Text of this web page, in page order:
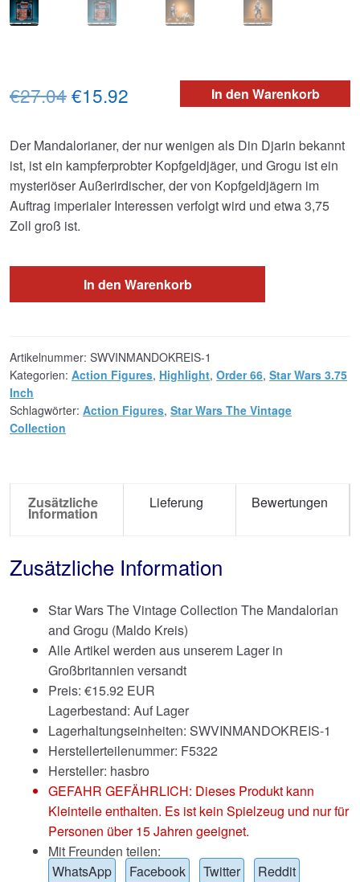
In den Warenkorb
€27.04Ursprünglicher
war:
€27.04
€15.92
ist:
€15.92.
Der Mandalorianer, der nur wenigen als Din Djarin bekannt
ist, ist ein kampferprobter Kopfgeldjäger, und Grogu ist ein
mysteriöser Außerirdischer, der von Kopfgeldjägern im
Auftrag imperialer Interessen verfolgt wird und etwa 3,75
Zoll groß ist.
In den Warenkorb
Artikelnummer: SWVINMANDOKREIS-1
Kategorien: Action Figures, Highlight, Order 66, Star Wars 3.75
Inch
Schlagwörter: Action Figures, Star Wars The Vintage
Collection
Zusätzliche
Information
Lieferung Bewertungen
Zusätzliche Information
Star Wars The Vintage Collection The Mandalorian
and Grogu (Maldo Kreis)
Alle Artikel werden aus unserem Lager in
Großbritannien versandt
Preis: €15.92 EUR
Lagerbestand: Auf Lager
Lagerhaltungseinheiten: SWVINMANDOKREIS-1
Herstellerteilenummer: F5322
Hersteller: hasbro
GEFAHR GEFÄHRLICH: Dieses Produkt kann
Kleinteile enthalten. Es ist kein Spielzeug und nur für
Personen über 15 Jahren geeignet.
Mit Freunden teilen:
WhatsApp
Facebook Twitter Reddit